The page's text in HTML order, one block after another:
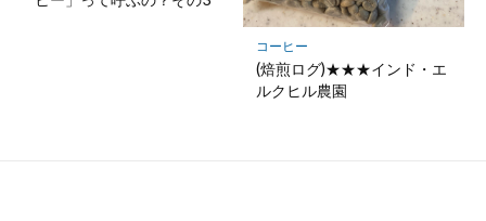
コーヒー
(焙煎ログ)★★★インド・エ
ルクヒル農園